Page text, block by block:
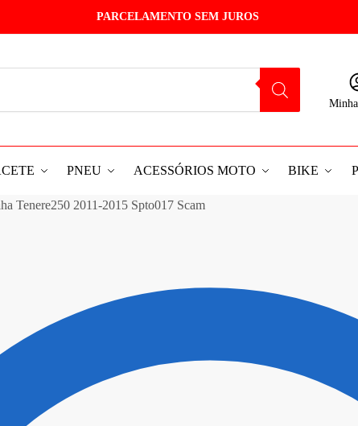
PARCELAMENTO SEM JUROS
PNEU ACESSÓRIOS MOTO BIKE
Tenere250 2011-2015 Spto017 Scam